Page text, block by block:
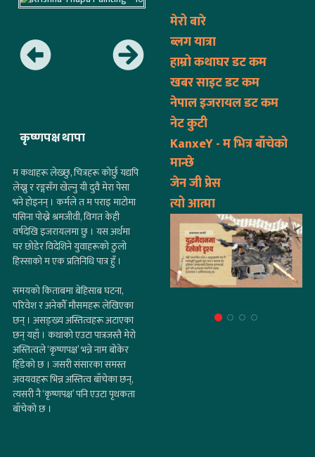
कृष्णपक्ष थापा
म कथाहरू लेख्छु, चित्रहरू कोर्छु यद्यपि
लेख्नु र रङ्गसँग खेल्नु यी दुवै मेरा पेसा
भने होइनन् । कर्मले त म पराइ माटोमा
पसिना पोख्ने श्रमजीवी, विगत केही
वर्षदेखि इजरायलमा छु । यस अर्थमा
घर छोडेर विदेशिने युवाहरूको ठुलो
हिस्साको म एक प्रतिनिधि पात्र हुँ ।
समयको किताबमा बेहिसाब घटना,
परिवेश र अनेकौँ मौसमहरू लेखिएका
छन् । असङ्ख्य अस्तित्वहरू अटाएका
छन् यहाँ । कथाको एउटा पात्रजस्तै मेरो
अस्तित्वले ‘कृष्णपक्ष’ भन्ने नाम बोकेर
हिँडेको छ । जसरी संसारका समस्त
अवयवहरू भिन्न अस्तित्व बाँचेका छन्,
त्यसरी नै ‘कृष्णपक्ष’ पनि एउटा पृथकता
बाँचेको छ ।
मेरो बारे
ब्लग यात्रा
हाम्रो कथाघर डट कम
खबर साइट डट कम
नेपाल इजरायल डट कम
नेट कुटी
KanxeY - म भित्र बाँचेको
मान्छे
जेन जी प्रेस
त्यो आत्मा